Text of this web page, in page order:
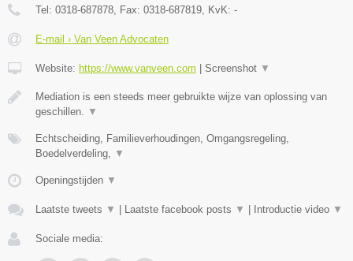
Tel: 0318-687878, Fax: 0318-687819, KvK: -
E-mail › Van Veen Advocaten
Website: https://www.vanveen.com Screenshot ▼
Mediation is een steeds meer gebruikte wijze van oplossing van
geschillen. ▼
Echtscheiding, Familieverhoudingen, Omgangsregeling,
Boedelverdeling, ▼
Openingstijden ▼
Laatste tweets ▼ Laatste facebook posts ▼ Introductie video ▼
Sociale media: